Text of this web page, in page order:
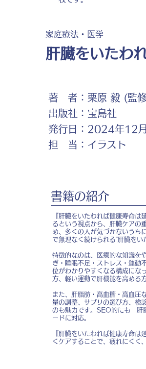
家庭療法・医学
肝臓をいたわ
著 者：
出版社：
発行日：
担 当：
栗原 毅 (監
宝島社
2024年12
イラスト
書籍の紹介
『肝臓をいたわれば健康寿命
るという視点から、肝臓ケアの
め、多くの人が気づかないうち
で無理なく続けられる“肝臓をい
特徴的なのは、医療的な知識を
ぎ・睡眠不足・ストレス・運動
位がわかりやすくなる構成にな
方、軽い運動で肝機能を高める
また、肝脂肪・高血糖・高血圧
量の調整、サプリの選び方、検
のも魅力です。SEO的にも「肝
ードに対応。
『肝臓をいたわれば健康寿命は
くケアすることで、疲れにくく